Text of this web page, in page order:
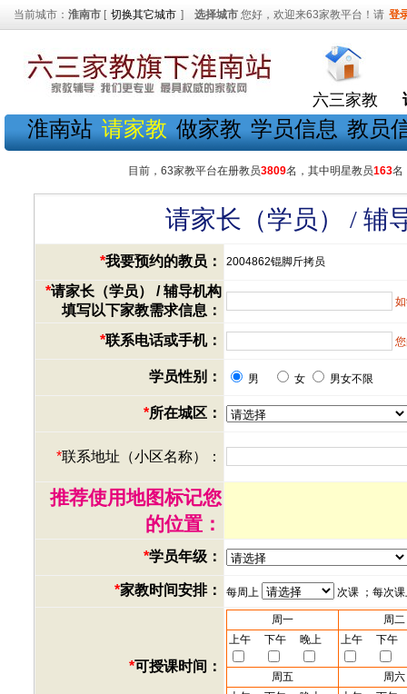
当前城市： 淮南市 [ 切换其它城市 ] 选择城市 您好，欢迎来63家教平台！请 登
六三家教
淮南站 请家教 做家教 学员信息 教员
目前，63家教平台在册教员3809名，其中明星教员163名
请家长（学员） / 辅
*我要预约的教员： 2004862锟脚斤拷员
*请家长（学员） / 辅导机构
填写以下家教需求信息：
*联系电话或手机：
学员性别： 男 女 男女不限
*所在城区：
*联系地址（小区名称）：
推荐使用地图标记您
的位置：
*学员年级：
*家教时间安排： 每周上 次课 ；每次
*可授课时间：
周一
周二
上午
下午 晚上 上午 下午
周五
周六